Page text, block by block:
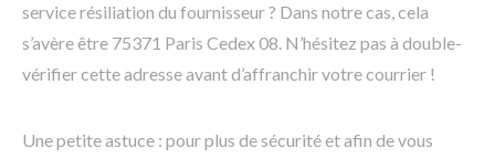
service résiliation du fournisseur ? Dans notre cas, cela
s’avère être 75371 Paris Cedex 08. N’hésitez pas à double-
vérifier cette adresse avant d’affranchir votre courrier !
Une petite astuce : pour plus de sécurité et afin de vous